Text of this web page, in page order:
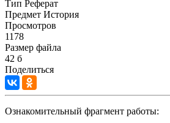
Тип Реферат
Предмет История
Просмотров
1178
Размер файла
42 б
Поделиться
Ознакомительный фрагмент работы: